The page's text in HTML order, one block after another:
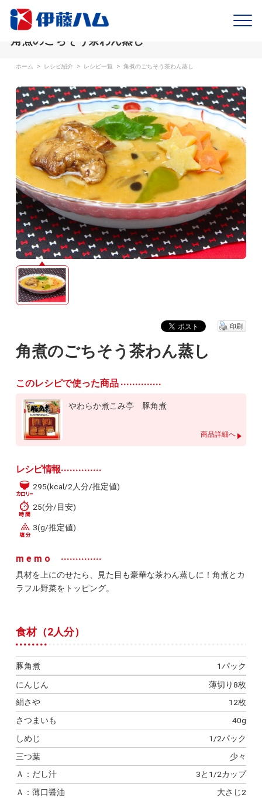
角煮のごちそう茶わん蒸し
ホーム > レシピ紹介 > レシピ一覧 > 角煮のごちそう茶わん蒸し
角煮のごちそう茶わん蒸し
印刷
このレシピで使った商品
やわらか煮こみ亭 豚角煮
商品詳細へ
レシピ情報
295(kcal/2人分/推定値)
25(分/目安)
3(g/推定値)
memo
具材を上にのせたら、見た目も豪華な茶わん蒸しに！角煮とカ
ラフル野菜をトッピング。
食材（2人分）
豚角煮
1パック
にんじん
薄切り8枚
絹さや
12枚
さつまいも
40g
しめじ
1/2パック
三つ葉
少々
Ａ：だし汁
3と1/2カップ
Ａ：薄口醤油
大さじ2